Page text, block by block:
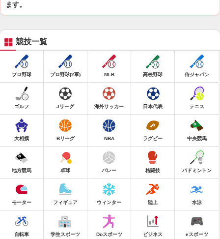
ます。
競技一覧
プロ野球 プロ野球(2軍) MLB 高校野球 侍ジャパン
ゴルフ Jリーグ 海外サッカー 日本代表 テニス
大相撲 Bリーグ NBA ラグビー 中央競馬
地方競馬 卓球 バレー 格闘技 バドミントン
モーター フィギュア ウィンター 陸上 水泳
自転車 学生スポーツ Doスポーツ ビジネス eスポーツ